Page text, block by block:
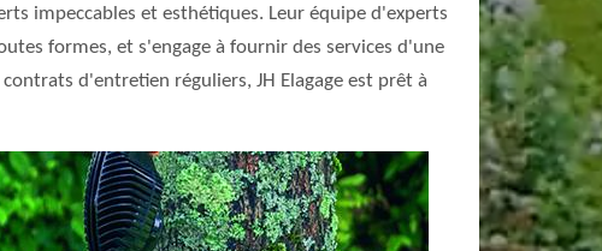
impeccables et esthétiques. Leur équipe d'experts
formes, et s'engage à fournir des services d'une
d'entretien réguliers, JH Elagage est prêt à